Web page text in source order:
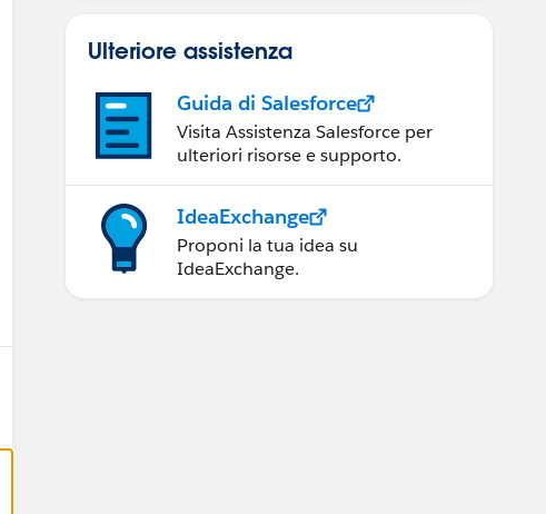
Ulteriore assistenza
Guida di Salesforce
Visita Assistenza Salesforce per
ulteriori risorse e supporto.
IdeaExchange
Proponi la tua idea su
IdeaExchange.